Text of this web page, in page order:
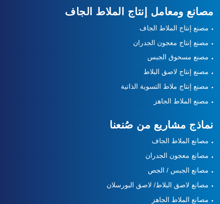
مصانع ومعامل إنتاج الملاط الجاف
مصنع إنتاج الملاط الجاف
مصنع إنتاج معجون الجدران
مصنع مسحوق الجبس
مصنع إنتاج لاصق البلاط
مصنع إنتاج ملاط التسوية الذاتية
مصنع الملاط الجاهز
نماذج مشاريع من صُنعنا
مصانع الملاط الجاف
مصانع معجون الجدران
مصانع الجبس / الجص
مصانع لاصق البلاط/ لاصق البورسلان
مصانع الملاط الجاهز